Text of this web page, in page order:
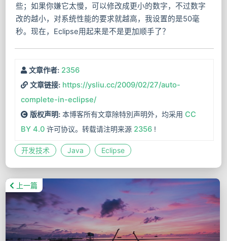
些；如果你嫌它太慢，可以修改成更小的数字，不过数字
改的越小，对系统性能的要求就越高，我设置的是50毫
秒。现在，Eclipse用起来是不是更加顺手了？
文章作者: 2356
文章链接: https://ysliu.cc/2009/02/27/auto-
complete-in-eclipse/
版权声明: 本博客所有文章除特別声明外，均采用CC
BY 4.0 许可协议。转载请注明来源 2356 !
开发技术 Java Eclipse
上一篇